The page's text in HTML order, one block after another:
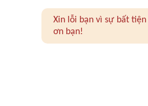
Xin lỗi bạn vì sự bất
ơn bạn!